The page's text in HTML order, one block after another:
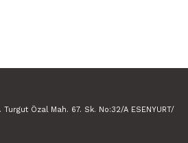
Özal Mah. 67. Sk. No:32/A ESENYURT/